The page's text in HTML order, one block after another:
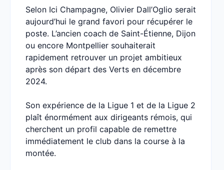
Selon Ici Champagne, Olivier Dall’Oglio serait
aujourd’hui le grand favori pour récupérer le
poste. L’ancien coach de Saint-Étienne, Dijon
ou encore Montpellier souhaiterait
rapidement retrouver un projet ambitieux
après son départ des Verts en décembre
2024.
Son expérience de la Ligue 1 et de la Ligue 2
plaît énormément aux dirigeants rémois, qui
cherchent un profil capable de remettre
immédiatement le club dans la course à la
montée.